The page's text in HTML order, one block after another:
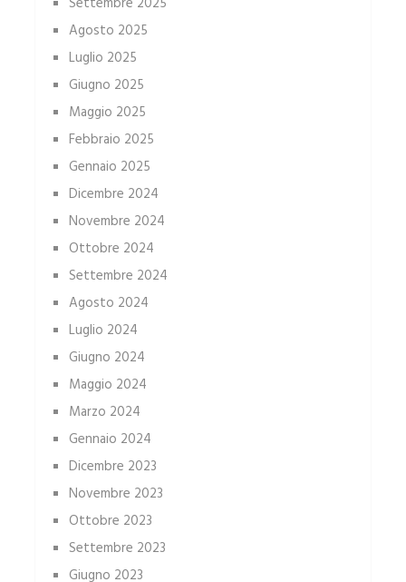
Agosto 2025
Luglio 2025
Giugno 2025
Maggio 2025
Febbraio 2025
Gennaio 2025
Dicembre 2024
Novembre 2024
Ottobre 2024
Settembre 2024
Agosto 2024
Luglio 2024
Giugno 2024
Maggio 2024
Marzo 2024
Gennaio 2024
Dicembre 2023
Novembre 2023
Ottobre 2023
Settembre 2023
Giugno 2023